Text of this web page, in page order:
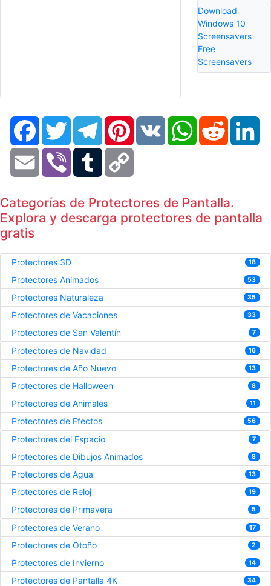
Download
Windows 10
Screensavers
Free
Screensavers
FacebookTwitter TelegramPinterestVK WhatsAppReddit
Email Viber Tumblr
Categorías de Protectores de Pantalla.
Explora y descarga protectores de pantalla
gratis
Protectores 3D 18
Protectores Animados 53
Protectores Naturaleza 35
Protectores de Vacaciones 33
Protectores de San Valentín 7
Protectores de Navidad 16
Protectores de Año Nuevo 13
Protectores de Halloween 8
Protectores de Animales 11
Protectores de Efectos 56
Protectores del Espacio 7
Protectores de Dibujos Animados 8
Protectores de Agua 13
Protectores de Reloj 19
Protectores de Primavera 5
Protectores de Verano 17
Protectores de Otoño 2
Protectores de Invierno 14
Protectores de Pantalla 4K 34